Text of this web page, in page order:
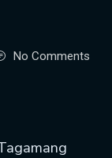
No Comments